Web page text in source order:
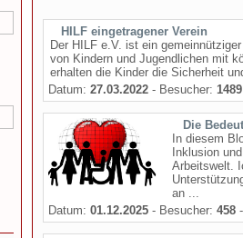
HILF eingetragener Verein
Der HILF e.V. ist ein
von Kindern und Jugendlichen mit
erhalten die Kinder die Sicherheit
Datum: 27.03.2022 - Besucher: 1489
Die
In diesem
Inklusion
Arbeitswelt.
an ...
Datum: 01.12.2025 - Besucher: 458